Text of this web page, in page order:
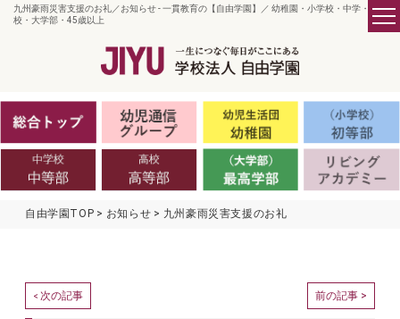
九州豪雨災害支援のお礼／お知らせ - 一貫教育の【自由学園】／ 幼稚園・小学校・中学・高
校・大学部・45歳以上
自由学園TOP お知らせ 九州豪雨災害支援のお礼
< 次の記事 前の記事 >